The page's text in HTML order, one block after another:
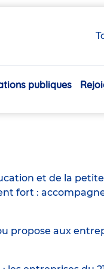
publiques
et de la
fort :
propose aux